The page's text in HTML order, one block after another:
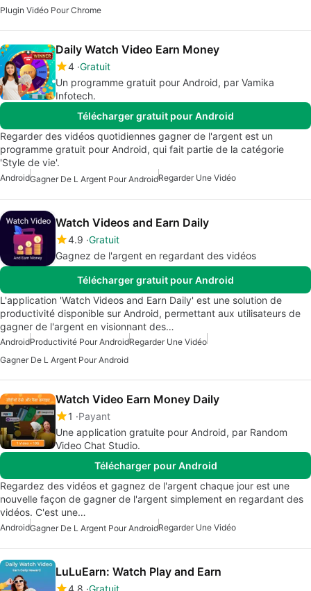
Plugin Vidéo Pour Chrome
Daily Watch Video Earn Money
4 Gratuit
Un programme gratuit pour Android, par Vamika
Infotech.
Télécharger gratuit pour Android
Regarder des vidéos quotidiennes gagner de l'argent est un
programme gratuit pour Android, qui fait partie de la catégorie
'Style de vie'.
AndroidGagner De L Argent Pour AndroidRegarder Une Vidéo
Watch Videos and Earn Daily
4.9 Gratuit
Gagnez de l'argent en regardant des vidéos
Télécharger gratuit pour Android
L'application 'Watch Videos and Earn Daily' est une solution de
productivité disponible sur Android, permettant aux utilisateurs de
gagner de l'argent en visionnant des…
AndroidProductivité Pour AndroidRegarder Une Vidéo
Gagner De L Argent Pour Android
Watch Video Earn Money Daily
1
Payant
Une application gratuite pour Android, par Random
Video Chat Studio.
Télécharger pour Android
Regardez des vidéos et gagnez de l'argent chaque jour est une
nouvelle façon de gagner de l'argent simplement en regardant des
vidéos. C'est une…
AndroidGagner De L Argent Pour AndroidRegarder Une Vidéo
LuLuEarn: Watch Play and Earn
4.8 Gratuit